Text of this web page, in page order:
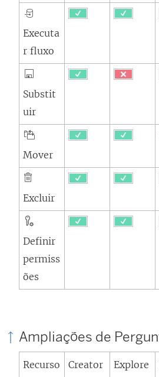
Executa
r fluxo
Substit
uir
Mover
Excluir
Definir
permiss
ões
Ampliações de
Recurso Creator
Explore